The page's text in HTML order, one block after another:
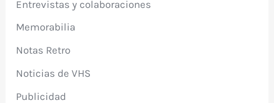
Entrevistas y colaboraciones
Memorabilia
Notas Retro
Noticias de VHS
Publicidad